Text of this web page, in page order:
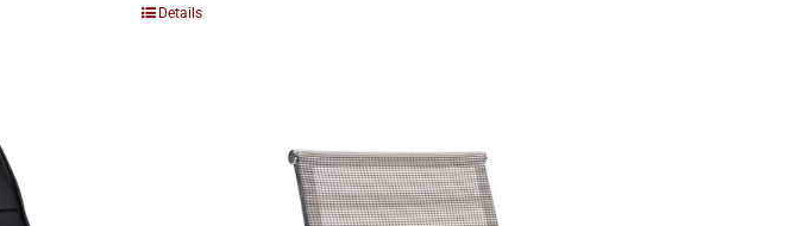
Details